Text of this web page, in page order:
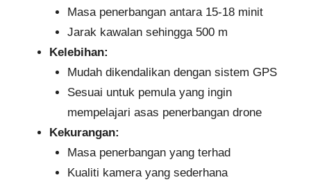
Masa penerbangan antara 15-18 minit
Jarak kawalan sehingga 500 m
Kelebihan:
Mudah dikendalikan dengan sistem GPS
Sesuai untuk pemula yang ingin
mempelajari asas penerbangan drone
Kekurangan:
Masa penerbangan yang terhad
Kualiti kamera yang sederhana